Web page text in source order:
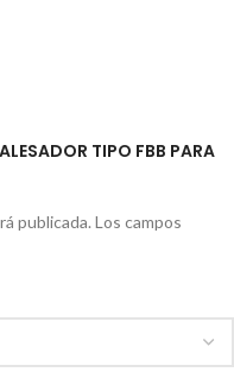
TIPO FBB PARA
publicada. Los campos